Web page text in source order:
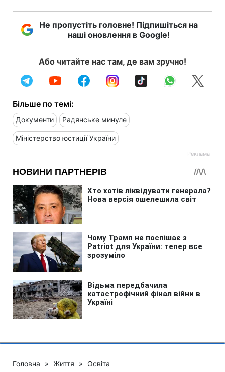
Не пропустіть головне! Підпишіться на
наші оновлення в Google!
Або читайте нас там, де вам зручно!
Більше по темі:
Документи Радянське минуле
Міністерство юстиції України
Головна » Життя » Освіта